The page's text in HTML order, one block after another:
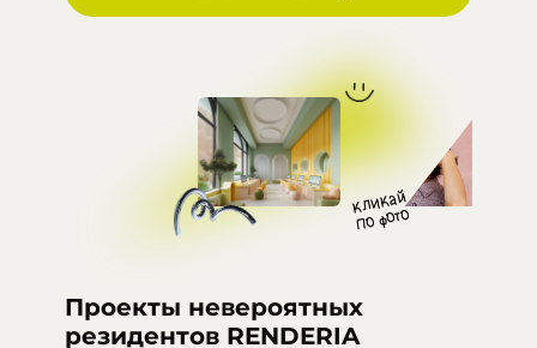
Проекты невероятных
резидентов RENDERIA